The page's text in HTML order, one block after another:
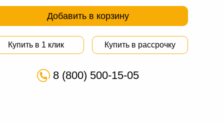
Добавить в корзину
Купить в 1 клик Купить в рассрочку
8 (800) 500-15-05